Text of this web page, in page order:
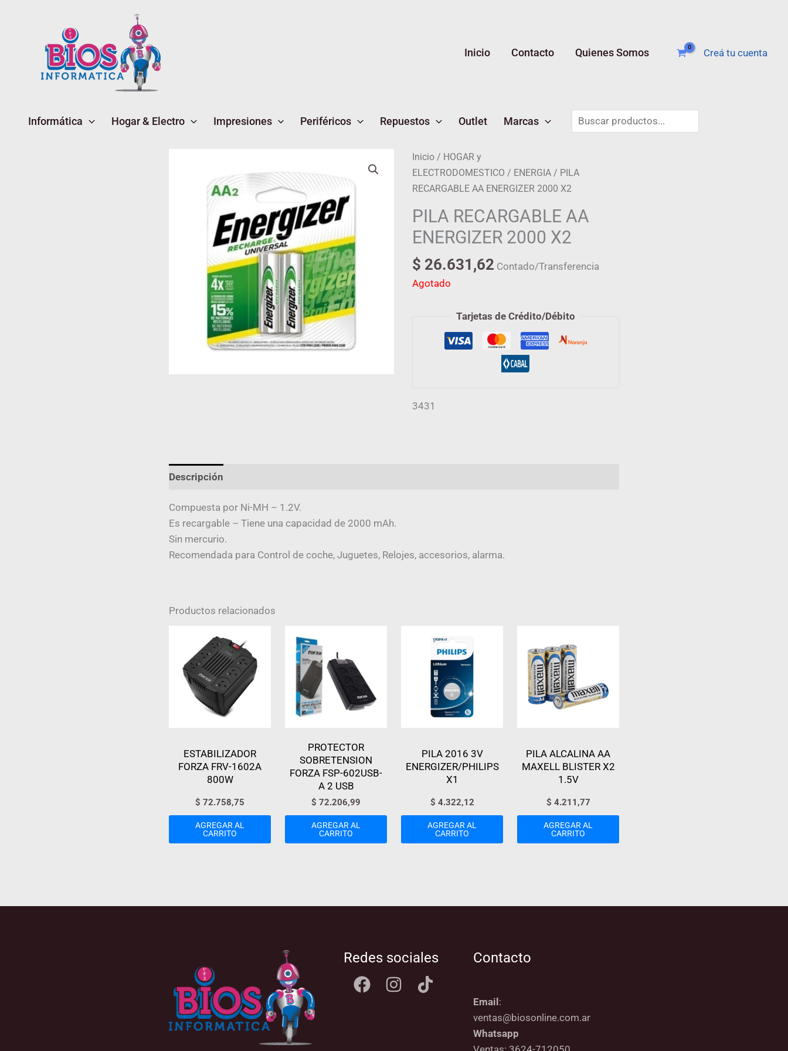
Inicio Contacto Quienes Somos Creá tu cuenta
Informática Hogar & Electro Impresiones Periféricos Repuestos Outlet Marcas
Buscar
Inicio/ HOGAR y
ELECTRODOMESTICO / ENERGIA/ PILA
RECARGABLE AA ENERGIZER 2000 X2
PILA RECARGABLE AA
ENERGIZER 2000 X2
$ 26.631,62 Contado/Transferencia
Agotado
Tarjetas de Crédito/Débito
3431
Descripción
Compuesta por Ni-MH – 1.2V.
Es recargable – Tiene una capacidad de 2000 mAh.
Sin mercurio.
Recomendada para Control de coche, Juguetes, Relojes, accesorios, alarma.
Productos relacionados
ESTABILIZADOR
FORZA FRV-1602A
800W
$ 72.758,75
AGREGAR AL
CARRITO
PROTECTOR
SOBRETENSION
FORZA FSP-602USB-
A 2 USB
$ 72.206,99
AGREGAR AL
CARRITO
PILA 2016 3V
ENERGIZER/PHILIPS
X1
$ 4.322,12
AGREGAR AL
CARRITO
PILA ALCALINA AA
MAXELL BLISTER X2
1.5V
$ 4.211,77
AGREGAR AL
CARRITO
Redes sociales Contacto
Email:
ventas@biosonline.com.ar
Whatsapp